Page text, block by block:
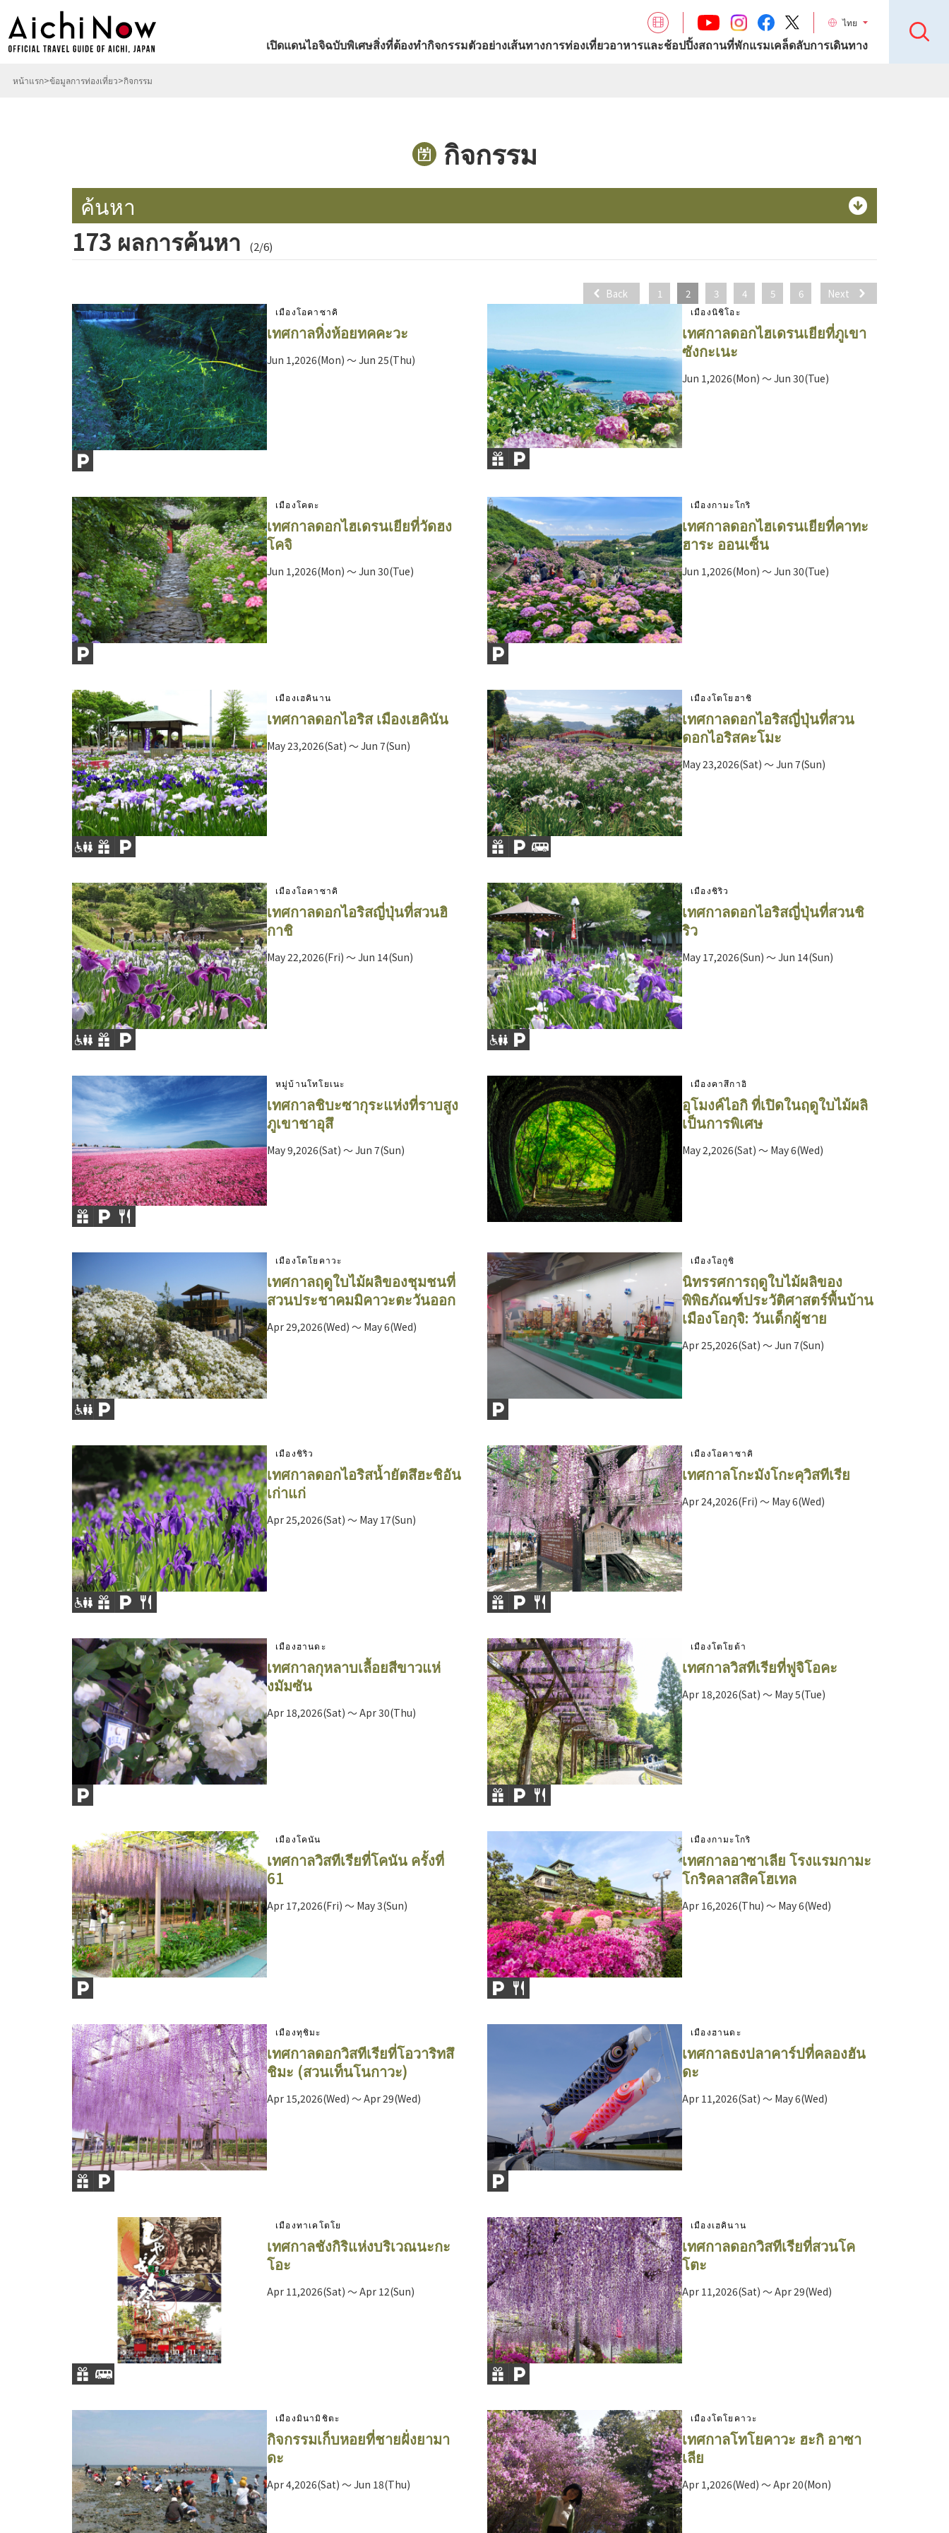
ไทย
เปิดแดนไอจิฉบับพิเศษสิ่งที่ต้องทำกิจกรรมตัวอย่างเส้นทางการท่องเที่ยวอาหารและช้อปปิ้งสถานที่พักแรมเคล็ดลับการเดินทาง
หน้าแรก ข้อมูลการท่องเที่ยว กิจกรรม
กิจกรรม
ค้นหา
173 ผลการค้นหา (2/6)
Back 1 2 3 4 5 6 Next
เมืองโอคาซาคิ
เทศกาลหิ่งห้อยทคคะวะ
Jun 1,2026(Mon) ～ Jun 25(Thu)
เมืองนิชิโอะ
เทศกาลดอกไฮเดรนเยียที่ภูเขา
ซังกะเนะ
Jun 1,2026(Mon) ～ Jun 30(Tue)
เมืองโคตะ
เทศกาลดอกไฮเดรนเยียที่วัดฮง
โคจิ
Jun 1,2026(Mon) ～ Jun 30(Tue)
เมืองกามะโกริ
เทศกาลดอกไฮเดรนเยียที่คาทะ
ฮาระ ออนเซ็น
Jun 1,2026(Mon) ～ Jun 30(Tue)
เมืองเฮคินาน
เทศกาลดอกไอริส เมืองเฮคินัน
May 23,2026(Sat) ～ Jun 7(Sun)
เมืองโตโยฮาชิ
เทศกาลดอกไอริสญี่ปุ่นที่สวน
ดอกไอริสคะโมะ
May 23,2026(Sat) ～ Jun 7(Sun)
เมืองโอคาซาคิ
เทศกาลดอกไอริสญี่ปุ่นที่สวนฮิ
กาชิ
May 22,2026(Fri) ～ Jun 14(Sun)
เมืองชิริว
เทศกาลดอกไอริสญี่ปุ่นที่สวนชิ
ริว
May 17,2026(Sun) ～ Jun 14(Sun)
หมู่บ้านโทโยเนะ
เทศกาลชิบะซากุระแห่งที่ราบสูง
ภูเขาชาอุสึ
May 9,2026(Sat) ～ Jun 7(Sun)
เมืองคาสึกาอิ
อุโมงค์ไอกิ ที่เปิดในฤดูใบไม้ผลิ
เป็นการพิเศษ
May 2,2026(Sat) ～ May 6(Wed)
เมืองโตโยคาวะ
เทศกาลฤดูใบไม้ผลิของชุมชนที่
สวนประชาคมมิคาวะตะวันออก
Apr 29,2026(Wed) ～ May 6(Wed)
เมืองโอกูชิ
นิทรรศการฤดูใบไม้ผลิของ
พิพิธภัณฑ์ประวัติศาสตร์พื้นบ้าน
เมืองโอกุจิ: วันเด็กผู้ชาย
Apr 25,2026(Sat) ～ Jun 7(Sun)
เมืองชิริว
เทศกาลดอกไอริสน้ำยัตสึฮะชิอัน
เก่าแก่
Apr 25,2026(Sat) ～ May 17(Sun)
เมืองโอคาซาคิ
เทศกาลโกะมังโกะคุวิสทีเรีย
Apr 24,2026(Fri) ～ May 6(Wed)
เมืองฮานดะ
เทศกาลกุหลาบเลื้อยสีขาวแห่
งมัมซัน
Apr 18,2026(Sat) ～ Apr 30(Thu)
เมืองโตโยต้า
เทศกาลวิสทีเรียที่ฟูจิโอคะ
Apr 18,2026(Sat) ～ May 5(Tue)
เมืองโคนัน
เทศกาลวิสทีเรียที่โคนัน ครั้งที่
61
Apr 17,2026(Fri) ～ May 3(Sun)
เมืองกามะโกริ
เทศกาลอาซาเลีย โรงแรมกามะ
โกริคลาสสิคโฮเทล
Apr 16,2026(Thu) ～ May 6(Wed)
เมืองทุชิมะ
เทศกาลดอกวิสทีเรียที่โอวาริทสึ
ชิมะ (สวนเท็นโนกาวะ)
Apr 15,2026(Wed) ～ Apr 29(Wed)
เมืองฮานดะ
เทศกาลธงปลาคาร์ปที่คลองฮัน
ดะ
Apr 11,2026(Sat) ～ May 6(Wed)
เมืองทาเคโตโย
เทศกาลชังกิริแห่งบริเวณนะกะ
โอะ
Apr 11,2026(Sat) ～ Apr 12(Sun)
เมืองเฮคินาน
เทศกาลดอกวิสทีเรียที่สวนโค
โตะ
Apr 11,2026(Sat) ～ Apr 29(Wed)
เมืองมินามิชิตะ
กิจกรรมเก็บหอยที่ชายฝั่งยามา
ดะ
Apr 4,2026(Sat) ～ Jun 18(Thu)
เมืองโตโยคาวะ
เทศกาลโทโยคาวะ ฮะกิ อาซา
เลีย
Apr 1,2026(Wed) ～ Apr 20(Mon)